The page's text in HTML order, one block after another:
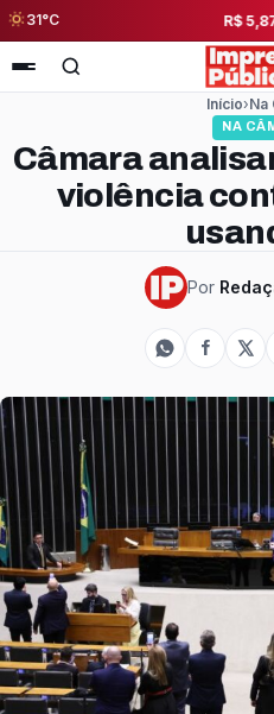
31°C
5,08▼ 0,57% ▼ 0,00%
Início›Na
NA
Câmara
violência
Por